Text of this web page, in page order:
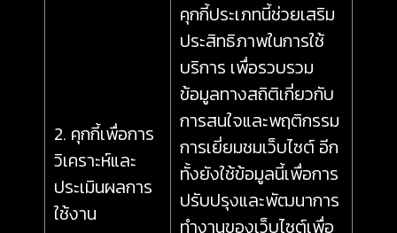
2. คุกกี้เพื่อการ
วิเคราะห์และ
ประเมินผลการ
ใช้งาน
คุกกี้ประเภทนี้ช่วยเสริม
ประสิทธิภาพในการใช้
บริการ เพื่อรวบรวม
ข้อมูลทางสถิติเกี่ยวกับ
การสนใจและพฤติกรรม
การเยี่ยมชมเว็บไซต์ อีก
ทั้งยังใช้ข้อมูลนี้เพื่อการ
ปรับปรุงและพัฒนาการ
ทำงานของเว็บไซต์เพื่อ